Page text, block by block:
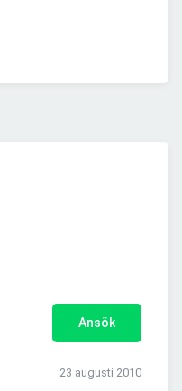
Ansök
23 augusti 2010